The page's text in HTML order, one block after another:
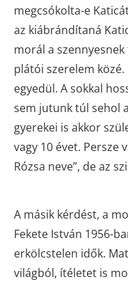
megcsókolta-e
az kiábrándítaná
morál a
plátói szerelem közé.
egyedül. A sokkal
sem jutunk túl sehol
gyerekei is akkor
vagy 10 évet. Persze
Rózsa neve”, de az
A másik kérdést, a
Fekete István 1956-
erkölcstelen idők.
világból, ítéletet is